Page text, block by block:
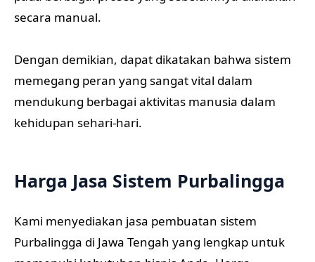
secara manual.
Dengan demikian, dapat dikatakan bahwa sistem
memegang peran yang sangat vital dalam
mendukung berbagai aktivitas manusia dalam
kehidupan sehari-hari.
Harga Jasa Sistem Purbalingga
Kami menyediakan jasa pembuatan sistem
Purbalingga di Jawa Tengah yang lengkap untuk